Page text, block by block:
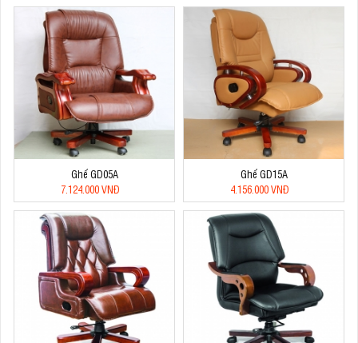
Ghế GD05A
7.124.000 VNĐ
Ghế GD15A
4.156.000 VNĐ